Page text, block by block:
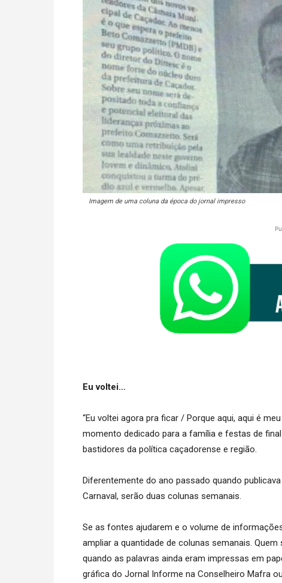
Imagem de uma coluna da época do jornal impresso
Eu voltei…
“Eu voltei agora pra ficar / Porque aqui, aqui é
momento dedicado para a família e festas de
bastidores da política caçadorense e região.
Diferentemente do ano passado quando
Carnaval, serão duas colunas semanais.
Se as fontes ajudarem e o volume de
ampliar a quantidade de colunas semanais.
quando as palavras ainda eram impressas em
gráfica do Jornal Informe na Conselheiro Mafra